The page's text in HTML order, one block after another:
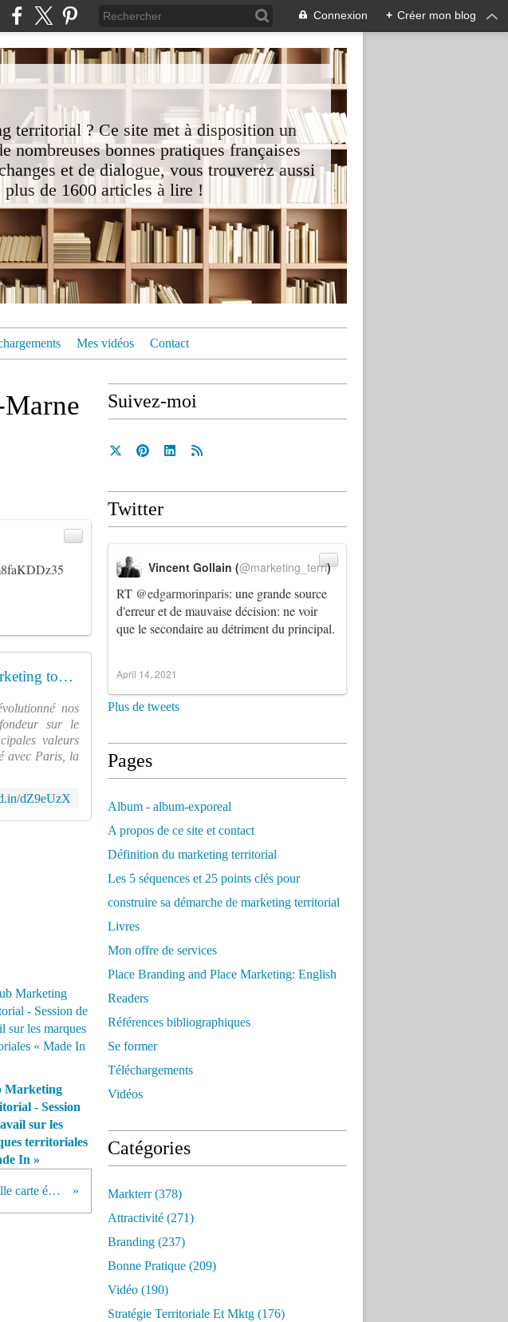
Connexion + Créer mon blog
territorial ? Ce site met à disposition un
nombreuses bonnes pratiques françaises
et de dialogue, vous trouverez aussi
de 1600 articles à lire !
Mes vidéos Contact
La marketing touristique du Val-de-Marne - Marketing Territorial
nos
sur le
valeurs
avec Paris, la
dZ9eUzX
Marketing
- Session
sur les
territoriales
In »
Découvrez Paris Region Map, la nouvelle carte économique de l'Ile-de-France
Suivez-moi
Twitter
RT @edgarmorinparis: une grande source
d'erreur et de mauvaise décision: ne voir
que le secondaire au détriment du principal.
Vincent Gollain (@marketing_terri)
April 14, 2021
Plus de tweets
Pages
Album - album-exporeal
A propos de ce site et contact
Définition du marketing territorial
Les 5 séquences et 25 points clés pour
construire sa démarche de marketing territorial
Livres
Mon offre de services
Place Branding and Place Marketing: English
Readers
Références bibliographiques
Se former
Téléchargements
Vidéos
Catégories
Markterr(378)
Attractivité (271)
Branding (237)
Bonne Pratique (209)
Vidéo (190)
Stratégie Territoriale Et Mktg (176)